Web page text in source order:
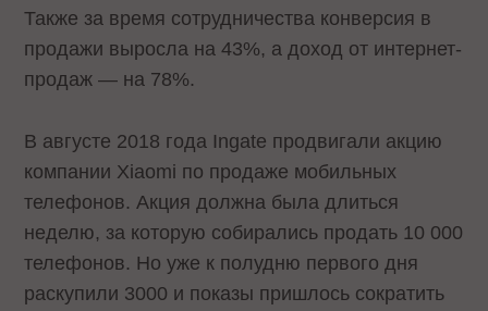
Также за время сотрудничества конверсия в
продажи выросла на 43%, а доход от интернет-
продаж — на 78%.
В августе 2018 года Ingate продвигали акцию
компании Xiaomi по продаже мобильных
телефонов. Акция должна была длиться
неделю, за которую собирались продать 10 000
телефонов. Но уже к полудню первого дня
раскупили 3000 и показы пришлось сократить